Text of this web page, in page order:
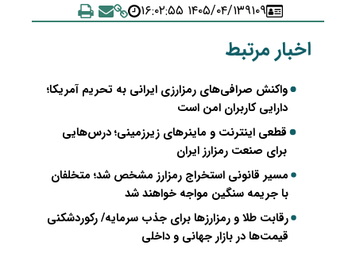
۹۱۰۹۱۴۰۵/۰۴/۱۳ ۱۶:۰۲:۵۵
اخبار مرتبط
واکنش صرافی‌های رمزارزی ایرانی به تحریم آمریکا؛
دارایی کاربران امن است
قطعی اینترنت و ماینرهای زیرزمینی؛ درس‌هایی
برای صنعت رمزارز ایران
مسیر قانونی استخراج رمزارز مشخص شد؛ متخلفان
با جریمه سنگین مواجه خواهند شد
رقابت طلا و رمزارزها برای جذب سرمایه/ رکوردشکنی
قیمت‌ها در بازار جهانی و داخلی